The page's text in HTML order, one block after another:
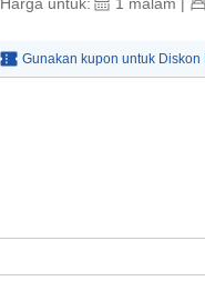
Harga untuk: 1 malam |
Gunakan kupon untuk Diskon